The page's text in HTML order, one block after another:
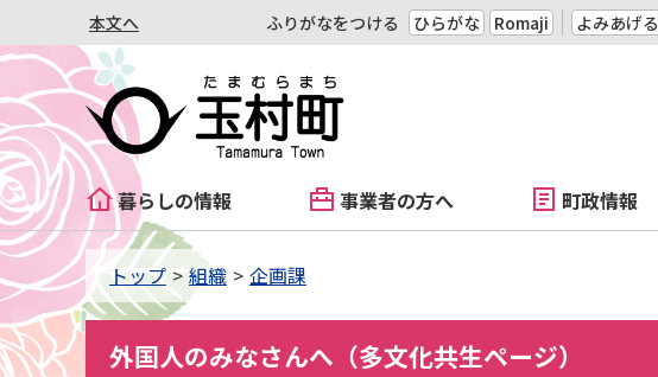
本文へ ふりがなをつける ひらがな Romaji よみあげる
暮らしの情報 事業者の方へ 町政情報
トップ 組織 企画課
外国人のみなさんへ（多文化共生ページ）